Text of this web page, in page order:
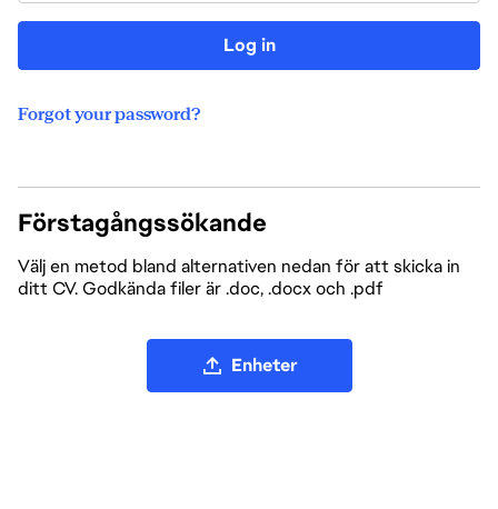
Log in
Forgot your password?
Förstagångssökande
Välj en metod bland alternativen nedan för att skicka in
ditt CV. Godkända filer är .doc, .docx och .pdf
Enheter